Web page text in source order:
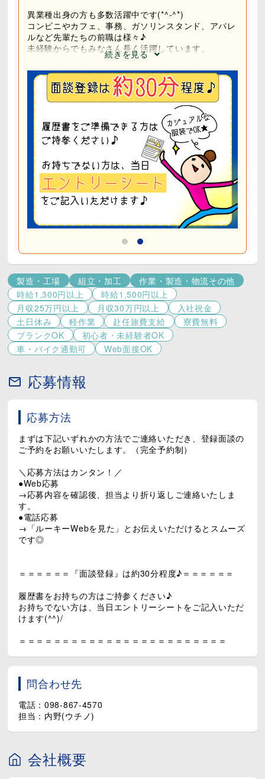
続きを見る
異業種出身の方も多数活躍中です(*^-^*)
コンビニやカフェ、事務、ガソリンスタンド、アパレ
ルなど先輩たちの前職は様々♪
未経験からでもみなさん長く活躍しています。
[ 男女比 ] 男性 7：女性 3
[平均年齢] 35歳（20代～40代まで活躍中）
☆ 派遣スタッフも活躍しています ☆
━━━━━ 募集企業について
18年以上続く、安心と信頼感のある人材派遣会社で
す！
主に車に携わるお仕事をご紹介しており、整備士など
メカニックの就職・転職サポートに特化しています。
もちろんそれだけではありません♪
受付・洗車・回送・工場作業など、未経験から始めら
れるお仕事も多数ご紹介しています。
「県外で働いてみたい！」その一歩を応援します！
少しでも興味がある方は、ぜひお話してみましょう(^
^)/
製造・工場 組立・加工
作業・製造・物流その他
時給1,300円以上
時給1,500円以上
月収25万円以上
月収30万円以上
入社祝金
土日休み
軽作業 赴任旅費支給
寮費無料
ブランクOK
初心者・未経験者OK
車・バイク通勤可
Web面接OK
応募情報
応募方法
まずは下記いずれかの方法でご連絡いただき、登録面談の
ご予約をお願いいたします。（完全予約制）
＼応募方法はカンタン！／
●Web応募
→応募内容を確認後、担当より折り返しご連絡いたしま
す。
●電話応募
→「ルーキーWebを見た」とお伝えいただけるとスムーズ
です◎
＝＝＝＝＝＝『面談登録』は約30分程度♪＝＝＝＝＝＝
履歴書をお持ちの方はご持参ください♪
お持ちでない方は、当日エントリーシートをご記入いただ
けます(^^)/
＝＝＝＝＝＝＝＝＝＝＝＝＝＝＝＝＝＝＝＝＝＝＝＝
問合わせ先
電話：098-867-4570
担当：内野(ウチノ)
会社概要